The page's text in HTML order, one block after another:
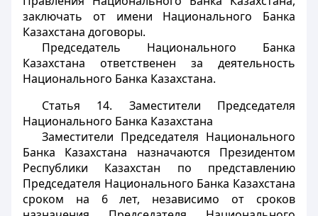
заключать от имени Национального Банка
Казахстана договоры.
Председатель Национального Банка
Казахстана ответственен за деятельность
Национального Банка Казахстана.
Статья 14. Заместители Председателя
Национального Банка Казахстана
Заместители Председателя Национального
Банка Казахстана назначаются Президентом
Республики Казахстан по представлению
Председателя Национального Банка Казахстана
сроком на 6 лет, независимо от сроков